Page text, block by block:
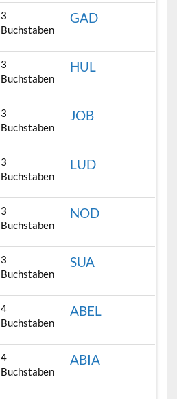
3
Buchstaben
GAD
3
Buchstaben
HUL
3
Buchstaben
JOB
3
Buchstaben
LUD
3
Buchstaben
NOD
3
Buchstaben
SUA
4
Buchstaben
ABEL
4
Buchstaben
ABIA